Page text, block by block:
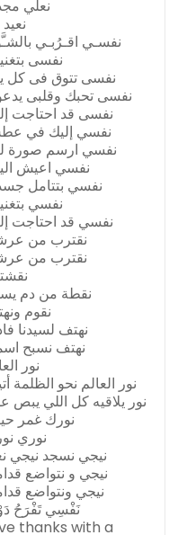
نعلي
نفسـي اقـرُبـي
نفسى
نفسى تتوق فى كل
نفسى تحبك وقلبى
نفسى قد احتاجت
نفسي إليك في
نفسي ارسم صورة
نفسي اعيش
نفسي بتتامل
نفسي
نفسي قد احتاجت
نقترب من
نقترب من
نقطة من دم
نقوم
نهتف لسيدنا
نهتف نسبح
نور
نور العالم نحو الظلمة
نور يلاقيه كل اللي يبص
نورك غمر
نوري
نيجي نسجد نيجي
نيجي و نتواضع
نيجي ونتواضع
نَفْسِي تَفْرَحُ
thanks with a